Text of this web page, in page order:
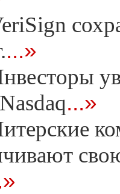
...»
...»